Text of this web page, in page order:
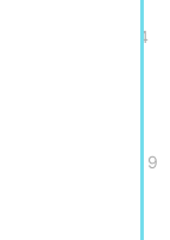
の30分前まで）
は開館）、9月24
学校生・65歳以
学生以下無料
けます。ただし、9
せん。